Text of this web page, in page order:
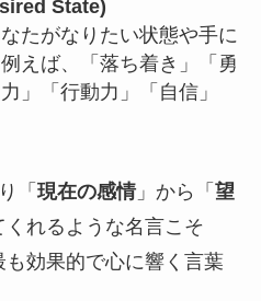
State)
たがなりたい状態や手に
えば、「落ち着き」「勇
」「行動力」「自信」
「 現在の感情」から「 望
れるような名言こそ
効果的で心に響く言葉